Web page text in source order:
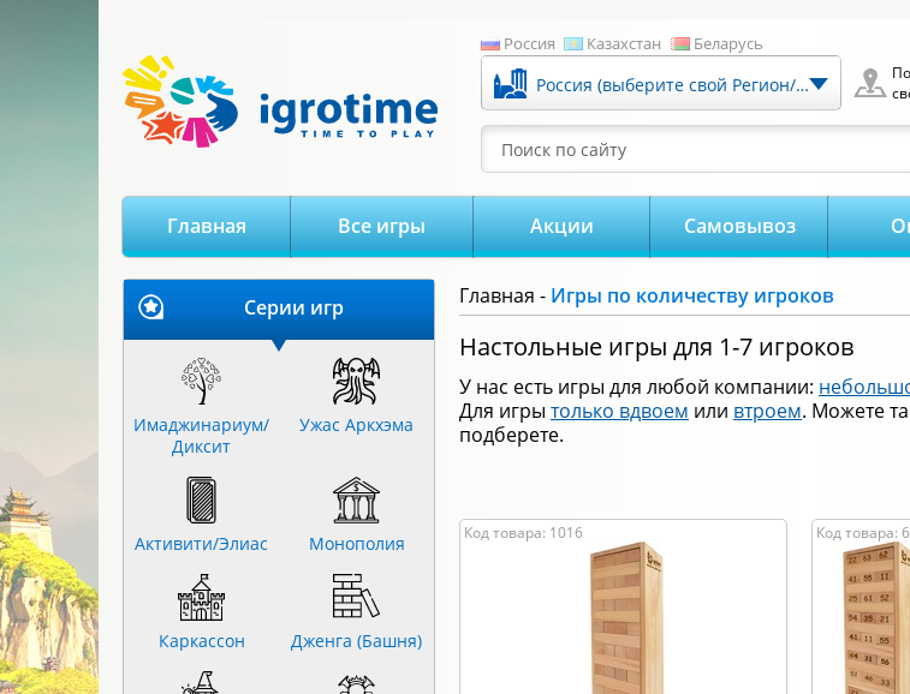
Россия Казахстан Беларусь
Россия (выберите свой Регион/Город)
Поиск по сайту
Главная Все игры Акции Самовывоз
Главная - Игры по количеству игроков
Настольные игры для 1-7 игроков
У нас есть игры для любой компании:
Для игры только вдвоем или втроем. Можете
подберете.
Код товара: 1016 Код товара:
Серии игр
Имаджинариум/
Диксит
Ужас Аркхэма
Активити/Элиас Монополия
Каркассон Дженга (Башня)